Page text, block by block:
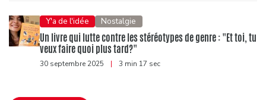
Y'a de l'idée Nostalgie
Un livre qui lutte contre les stéréotypes de genre : "Et toi, tu
veux faire quoi plus tard?"
30 septembre 2025 | 3 min 17 sec